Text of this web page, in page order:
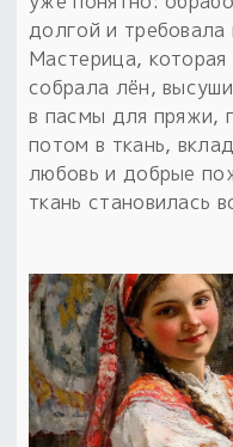
долгой и требовала
Мастерица, которая
собрала лён,
в пасмы для пряжи,
потом в ткань,
любовь и добрые
ткань становилась